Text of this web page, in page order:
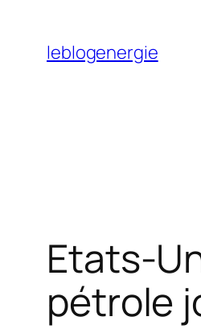
contenu
leblogenergie
Etats-
pétrole